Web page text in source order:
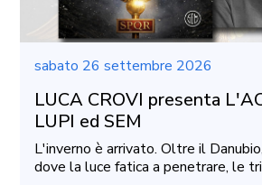
sabato 26 settembre 2026
LUCA CROVI presenta
LUPI ed SEM
L'inverno è arrivato. Oltre il
dove la luce fatica a penetrare, le